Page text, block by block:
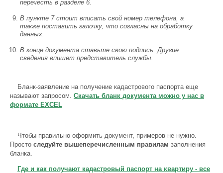
перечесть в разделе 6.
В пункте 7 стоит вписать свой номер телефона, а
также поставить галочку, что согласны на обработку
данных.
В конце документа ставьте свою подпись. Другие
сведения впишет представитель службы.
Бланк-заявление на получение кадастрового паспорта еще
называют запросом. Скачать бланк документа можно у нас в
формате EXCEL
Чтобы правильно оформить документ, примеров не нужно.
Просто следуйте вышеперечисленным правилам заполнения
бланка.
Где и как получают кадастровый паспорт на квартиру - все